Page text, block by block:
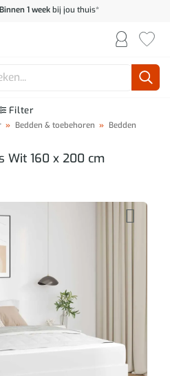
Binnen 1 weekbij jou thuis*
Filter
» Bedden & toebehoren » Bedden
Wit 160 x 200 cm